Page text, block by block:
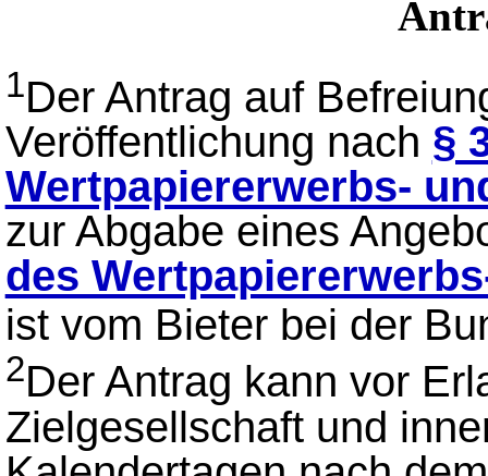
1Der Antrag auf
Veröffentlichung nach §
Wertpapiererwerbs-
zur Abgabe eines
des
ist vom Bieter bei der
2Der Antrag kann vor
Zielgesellschaft und